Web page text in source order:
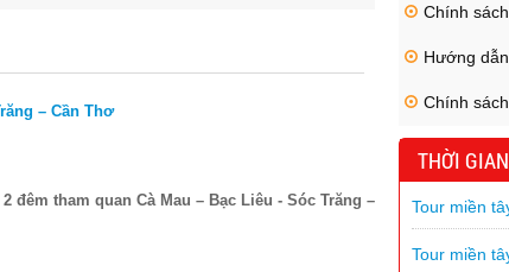
– Cần Thơ
đêm tham quan Cà Mau – Bạc Liêu - Sóc Trăng –
Chính
Hướng
Chính
THỜI
Tour miền
Tour miền